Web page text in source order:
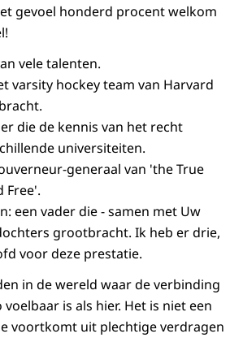
gevoel honderd procent welkom
vele talenten.
varsity hockey team van Harvard
die de kennis van het recht
universiteiten.
generaal van 'the True
Free'.
een vader die - samen met Uw
grootbracht. Ik heb er drie,
voor deze prestatie.
in de wereld waar de verbinding
is als hier. Het is niet een
voortkomt uit plechtige verdragen